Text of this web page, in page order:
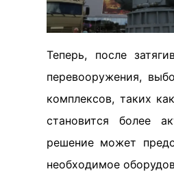
Теперь, после
перевооружения,
комплексов, таких
становится более
решение может
необходимое